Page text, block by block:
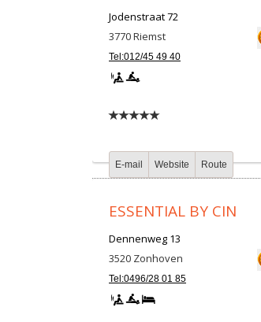
Jodenstraat 72
3770Riemst
Tel:012/45 49 40
E-mail Website Route
ESSENTIAL BY CIN
Dennenweg 13
3520 Zonhoven
Tel:0496/28 01 85